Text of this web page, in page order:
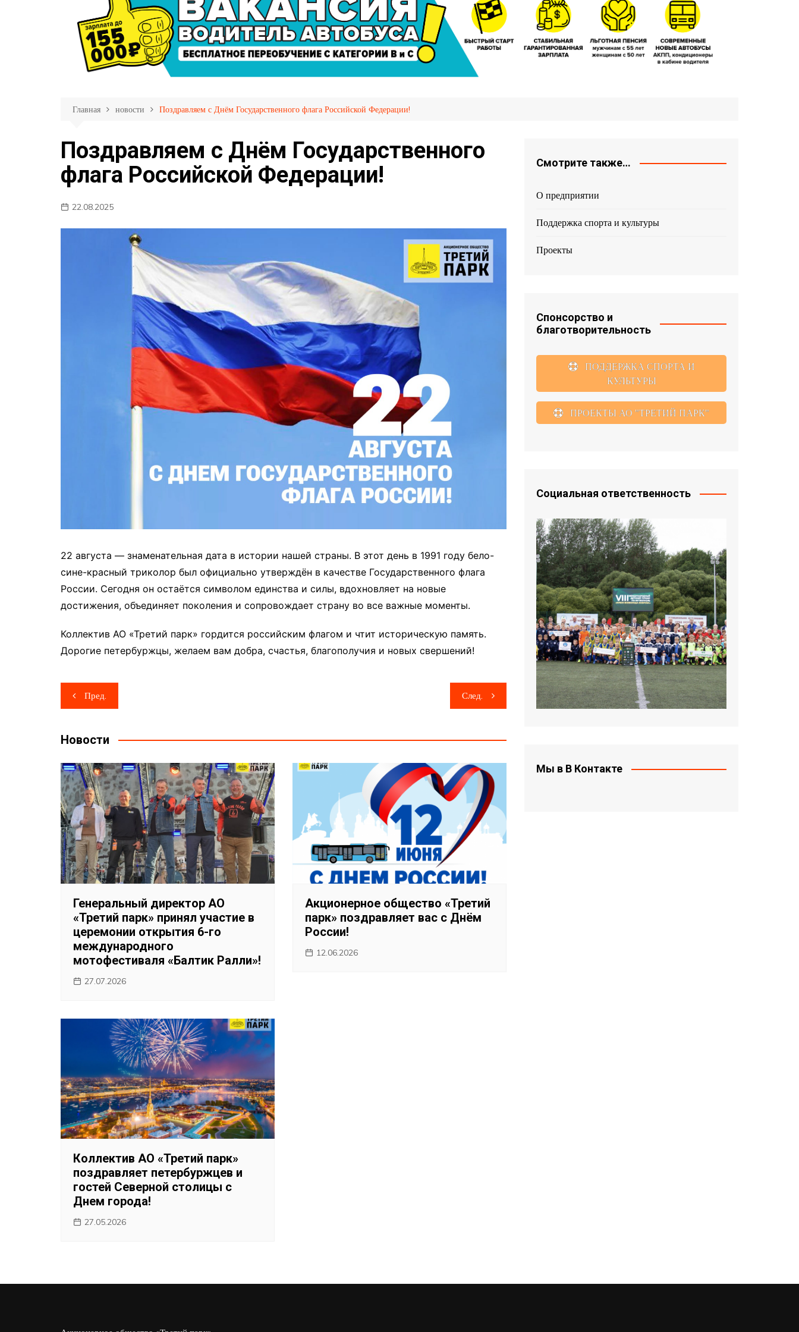
Партнеры
Фотогалерея
Личный кабинет пассажира
Страхование пассажиров
Прием обращений
19
Автослесарь
Вакансии
Охрана труда
Главная новости Поздравляем с Днём Государственного флага Российской Федерации!
Поздравляем с Днём Государственного
флага Российской Федерации!
22.08.2025
22 августа — знаменательная дата в истории нашей страны. В этот день в 1991 году бело-
сине-красный триколор был официально утверждён в качестве Государственного флага
России. Сегодня он остаётся символом единства и силы, вдохновляет на новые
достижения, объединяет поколения и сопровождает страну во все важные моменты.
Коллектив АО «Третий парк» гордится российским флагом и чтит историческую память.
Дорогие петербуржцы, желаем вам добра, счастья, благополучия и новых свершений!
Навигация
по
записям
Пред. След.
Новости
Генеральный директор АО
«Третий парк» принял участие в
церемонии открытия 6-го
международного
мотофестиваля «Балтик Ралли»!
27.07.2026
Акционерное общество «Третий
парк» поздравляет вас с Днём
России!
12.06.2026
Коллектив АО «Третий парк»
поздравляет петербуржцев и
гостей Северной столицы с
Днем города!
27.05.2026
Смотрите также…
О предприятии
Поддержка спорта и культуры
Проекты
Спонсорство и
благотворительность
ПОДДЕРЖКА СПОРТА И
КУЛЬТУРЫ
ПРОЕКТЫ АО "ТРЕТИЙ ПАРК"
Социальная ответственность
Мы в В Контакте